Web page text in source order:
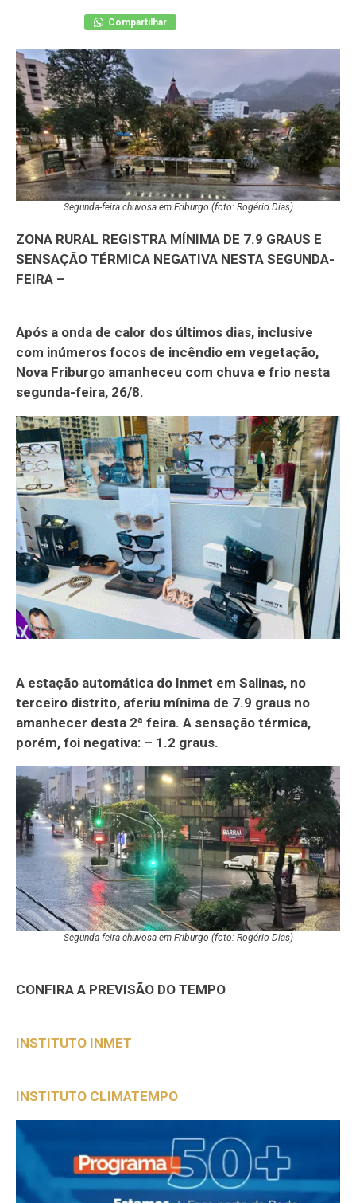
Compartilhar
Segunda-feira chuvosa em Friburgo (foto: Rogério Dias)
ZONA RURAL REGISTRA MÍNIMA DE 7.9 GRAUS E
SENSAÇÃO TÉRMICA NEGATIVA NESTA SEGUNDA-
FEIRA –
Após a onda de calor dos últimos dias, inclusive
com inúmeros focos de incêndio em vegetação,
Nova Friburgo amanheceu com chuva e frio nesta
segunda-feira, 26/8.
A estação automática do Inmet em Salinas, no
terceiro distrito, aferiu mínima de 7.9 graus no
amanhecer desta 2ª feira. A sensação térmica,
porém, foi negativa: – 1.2 graus.
Segunda-feira chuvosa em Friburgo (foto: Rogério Dias)
CONFIRA A PREVISÃO DO TEMPO
INSTITUTO INMET
INSTITUTO CLIMATEMPO